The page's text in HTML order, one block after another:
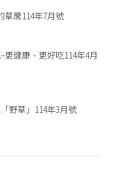
草蓆114年7月號
更健康、更好吃114年4月
野草」114年3月號